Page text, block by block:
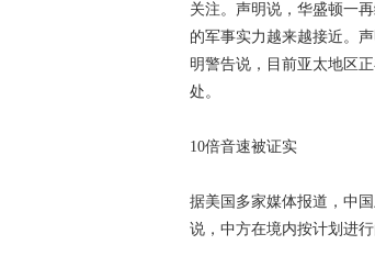
关注。声明说，华盛顿一
的军事实力越来越接近。
明警告说，目前亚太地区
处。
10倍音速被证实
据美国多家媒体报道，中
说，中方在境内按计划进